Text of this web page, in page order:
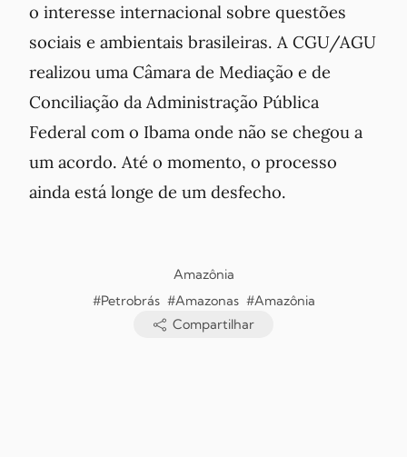
o interesse internacional sobre questões
sociais e ambientais brasileiras. A CGU/AGU
realizou uma Câmara de Mediação e de
Conciliação da Administração Pública
Federal com o Ibama onde não se chegou a
um acordo. Até o momento, o processo
ainda está longe de um desfecho.
Amazônia
#Petrobrás #Amazonas #Amazônia
Compartilhar